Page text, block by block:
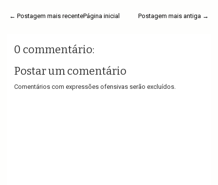
← Postagem mais recente Postagem mais antiga →
Página inicial
0 commentário:
Postar um comentário
Comentários com expressões ofensivas serão excluídos.